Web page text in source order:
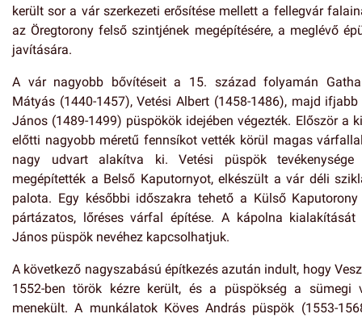
került sor a vár szerkezeti erősítése mellett a fellegvár
az Öregtorony felső szintjének megépítésére, a meglévő
javítására.
A vár nagyobb bővítéseit a 15. század folyamán
Mátyás (1440-1457), Vetési Albert (1458-1486), majd ifjabb
János (1489-1499) püspökök idejében végezték. Először a
előtti nagyobb méretű fennsíkot vették körül magas
nagy udvart alakítva ki. Vetési püspök tevékenysége
megépítették a Belső Kaputornyot, elkészült a vár déli
palota. Egy későbbi időszakra tehető a Külső
pártázatos, lőréses várfal építése. A kápolna kialakítását
János püspök nevéhez kapcsolhatjuk.
A következő nagyszabású építkezés azután indult, hogy
1552-ben török kézre került, és a püspökség a sümegi
menekült. A munkálatok Köves András püspök (1553-